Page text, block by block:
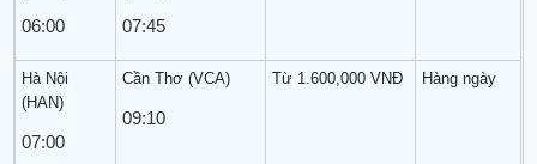
06:00 07:45
Hà Nội
(HAN)
07:00
Cần Thơ (VCA)
09:10
Từ 1.600,000 VNĐ Hàng ngày